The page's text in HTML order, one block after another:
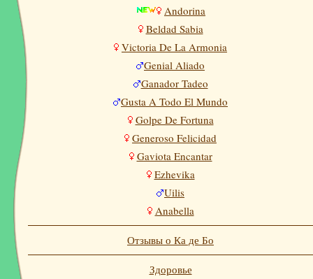
Andorina
Beldad Sabia
Victoria De La Armonia
Genial Aliado
Ganador Tadeo
Gusta A Todo El Mundo
Golpe De Fortuna
Generoso Felicidad
Gaviota Encantar
Ezhevika
Uilis
Anabella
Отзывы о Ка де Бо
Здоровье